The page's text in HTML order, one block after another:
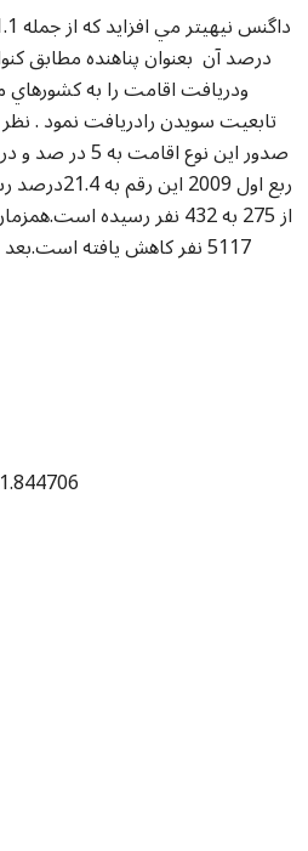
درصد آن بعنوان پناهنده مطابق
ربع اول
5117 نفر کاهش يافته